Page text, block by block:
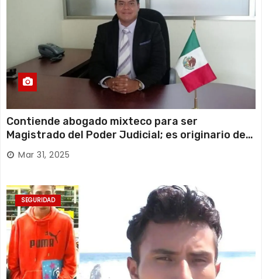
Contiende abogado mixteco para ser
Magistrado del Poder Judicial; es originario de
Huajuapan de León
Mar 31, 2025
SEGURIDAD